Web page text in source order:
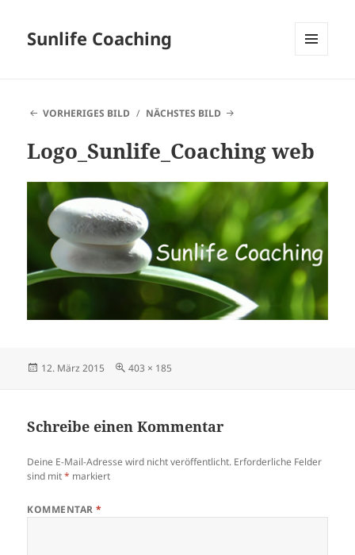
Sunlife Coaching
VORHERIGES BILD
NÄCHSTES BILD
Logo_Sunlife_Coaching web
Veröffentlicht
12. März 2015
Volle
403 × 185
Schreibe einen Kommentar
Deine E-Mail-Adresse wird nicht veröffentlicht. Erforderliche Felder
sind mit* markiert
KOMMENTAR*